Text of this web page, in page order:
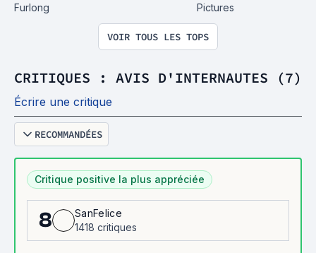
Furlong
Pictures
VOIR TOUS LES TOPS
CRITIQUES : AVIS D'INTERNAUTES (7)
Écrire une critique
RECOMMANDÉES
Critique positive la plus appréciée
8
SanFelice
1418 critiques